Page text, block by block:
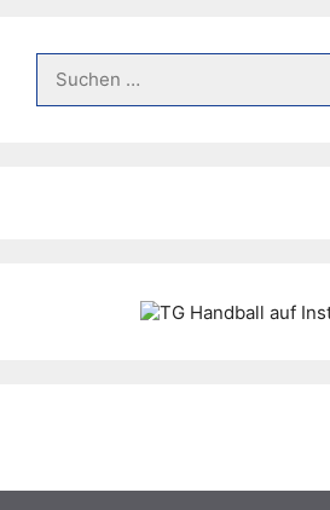
nach: